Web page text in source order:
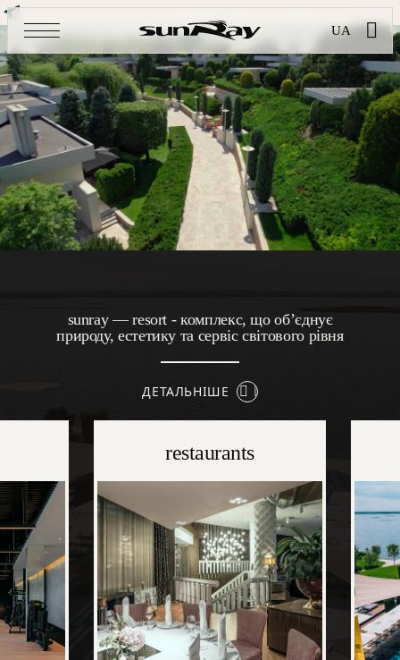
UA
sunray — resort - комплекс, що об’єднує
природу, естетику та сервіс світового рівня
ДЕТАЛЬНІШЕ
restaurants